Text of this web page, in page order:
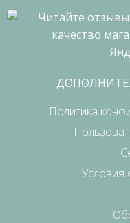
Политика
Условия